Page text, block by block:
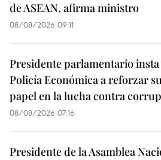
de ASEAN, afirma ministro
08/08/2026 09:11
Presidente parlamentario insta
Policía Económica a reforzar su
papel en la lucha contra
08/08/2026 07:16
Presidente de la Asamblea